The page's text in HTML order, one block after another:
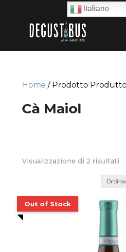
Home / Prodotto
Cà Maiol
Visualizzazione di 2 risultati
Italiano